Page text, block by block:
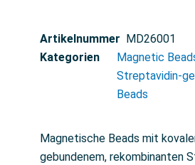
Artikelnummer
MD26001
Kategorien
Magnetic
Streptavidin-
Beads
Magnetische Beads mit
gebundenem, rekombinanten